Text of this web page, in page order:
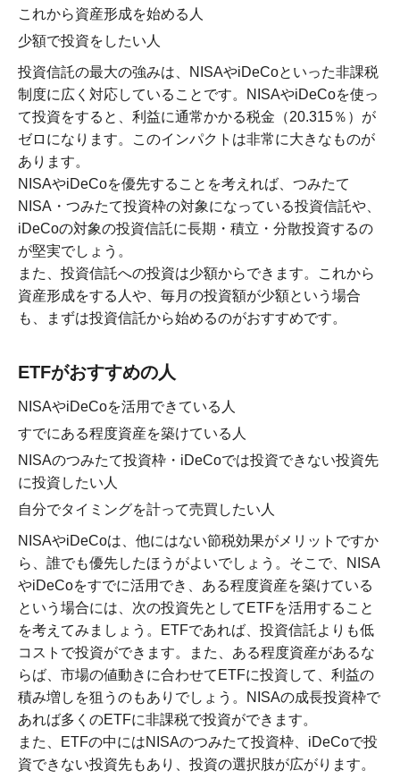
これから資産形成を始める人
少額で投資をしたい人
投資信託の最大の強みは、NISAやiDeCoといった非課税
制度に広く対応していることです。NISAやiDeCoを使っ
て投資をすると、利益に通常かかる税金（20.315％）が
ゼロになります。このインパクトは非常に大きなものが
あります。
NISAやiDeCoを優先することを考えれば、つみたて
NISA・つみたて投資枠の対象になっている投資信託や、
iDeCoの対象の投資信託に長期・積立・分散投資するの
が堅実でしょう。
また、投資信託への投資は少額からできます。これから
資産形成をする人や、毎月の投資額が少額という場合
も、まずは投資信託から始めるのがおすすめです。
ETFがおすすめの人
NISAやiDeCoを活用できている人
すでにある程度資産を築けている人
NISAのつみたて投資枠・iDeCoでは投資できない投資先
に投資したい人
自分でタイミングを計って売買したい人
NISAやiDeCoは、他にはない節税効果がメリットですか
ら、誰でも優先したほうがよいでしょう。そこで、NISA
やiDeCoをすでに活用でき、ある程度資産を築けている
という場合には、次の投資先としてETFを活用すること
を考えてみましょう。ETFであれば、投資信託よりも低
コストで投資ができます。また、ある程度資産があるな
らば、市場の値動きに合わせてETFに投資して、利益の
積み増しを狙うのもありでしょう。NISAの成長投資枠で
あれば多くのETFに非課税で投資ができます。
また、ETFの中にはNISAのつみたて投資枠、iDeCoで投
資できない投資先もあり、投資の選択肢が広がります。